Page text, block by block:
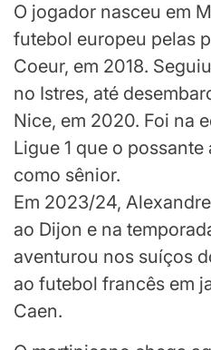
O jogador nasceu em
futebol europeu pelas
Coeur, em 2018.
no Istres, até
Nice, em 2020. Foi na
Ligue 1 que o
como sênior.
Em 2023/24,
ao Dijon e na
aventurou nos suíços
ao futebol francês em
Caen.